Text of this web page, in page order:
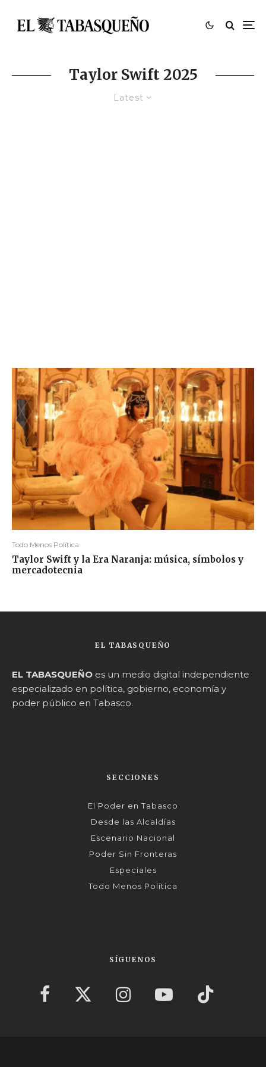
Taylor Swift 2025
Latest
Todo Menos Política
Taylor Swift y la Era Naranja: música, símbolos y
mercadotecnia
EL TABASQUEÑO
EL TABASQUEÑO es un medio digital independiente
especializado en política, gobierno, economía y
poder público en Tabasco.
SECCIONES
El Poder en Tabasco
Desde las Alcaldías
Escenario Nacional
Poder Sin Fronteras
Especiales
Todo Menos Política
SÍGUENOS